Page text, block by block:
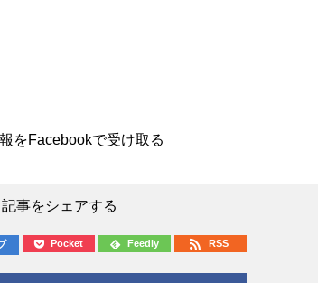
をFacebookで受け取る
記事をシェアする
Pocket Feedly RSS